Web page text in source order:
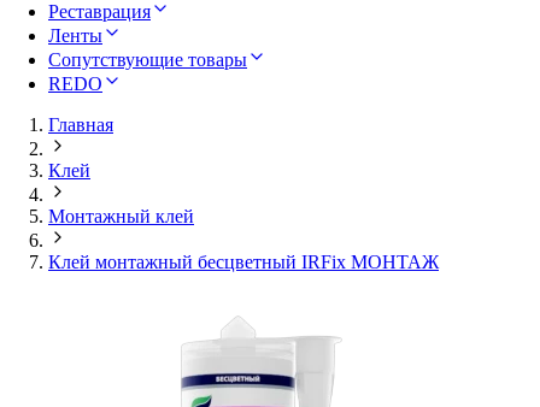
Реставрация
Ленты
Сопутствующие товары
REDO
Главная
Клей
Монтажный клей
Клей монтажный бесцветный IRFix МОНТАЖ